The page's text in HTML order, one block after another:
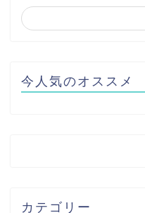
今人気のオススメ
カテゴリー